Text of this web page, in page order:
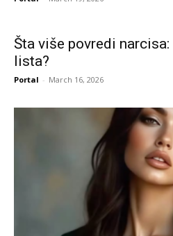
Šta više povredi
lista?
Portal - March 16, 2026